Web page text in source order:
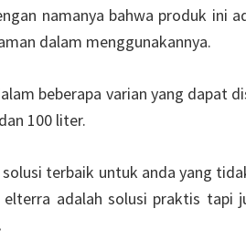
namanya bahwa produk ini
dalam menggunakannya.
beberapa varian yang dapat
100 liter.
terbaik untuk anda yang
adalah solusi praktis tapi